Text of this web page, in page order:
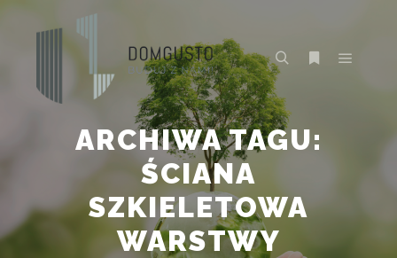
ARCHIWA TAGU:
ŚCIANA
SZKIELETOWA
WARSTWY